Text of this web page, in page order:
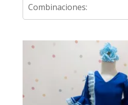
Combinaciones: